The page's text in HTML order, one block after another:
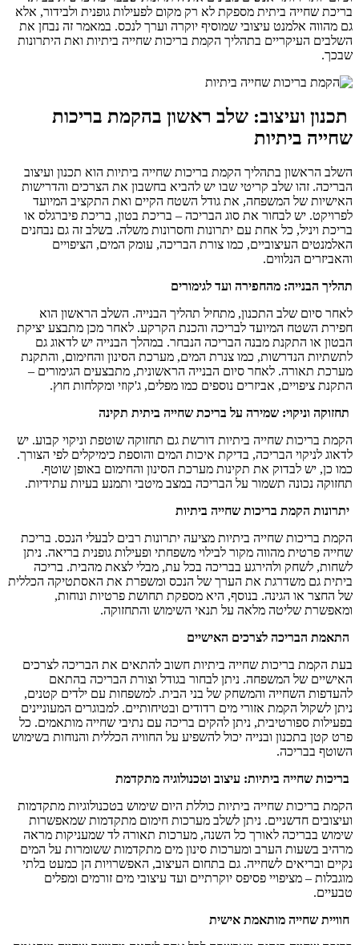
בריכת שחייה ביתית מספקת לא רק מקום לפעילות גופנית ולבידור, אלא
גם מהווה אלמנט עיצובי שמוסיף יוקרה וערך לנכס. במאמר זה נבחן את
השלבים העיקריים בתהליך הקמת בריכות שחייה ביתיות ואת היתרונות
שבכך.
תכנון ועיצוב: שלב ראשון בהקמת בריכות
שחייה ביתיות
השלב הראשון בתהליך הקמת בריכות שחייה ביתיות הוא תכנון ועיצוב
הבריכה. זהו שלב קריטי שבו יש להביא בחשבון את הצרכים והדרישות
האישיות של המשפחה, את גודל השטח הקיים ואת התקציב המיועד
לפרויקט. יש לבחור את סוג הבריכה – בריכת בטון, בריכת פיברגלס או
בריכת ויניל, כל אחת עם יתרונות וחסרונות משלה. בשלב זה גם נבחנים
האלמנטים העיצוביים, כמו צורת הבריכה, עומק המים, הציפויים
והאביזרים הנלווים.
תהליך הבנייה: מהחפירה ועד לגימורים
לאחר סיום שלב התכנון, מתחיל תהליך הבנייה. השלב הראשון הוא
חפירת השטח המיועד לבריכה והכנת הקרקע. לאחר מכן מתבצע יציקת
הבטון או התקנת מבנה הבריכה הנבחר. במהלך הבנייה יש לדאוג גם
לתשתיות הנדרשות, כמו צנרת המים, מערכת הסינון והחימום, והתקנת
מערכת תאורה. לאחר סיום הבנייה הראשונית, מתבצעים הגימורים –
התקנת ציפויים, אביזרים נוספים כמו מפלים, ג'קוזי ומקלחות חוץ.
תחזוקה וניקוי: שמירה על בריכת שחייה ביתית תקינה
הקמת בריכות שחייה ביתיות דורשת גם תחזוקה שוטפת וניקוי קבוע. יש
לדאוג לניקוי הבריכה, בדיקת איכות המים והוספת כימיקלים לפי הצורך.
כמו כן, יש לבדוק את תקינות מערכת הסינון והחימום באופן שוטף.
תחזוקה נכונה תשמור על הבריכה במצב מיטבי ותמנע בעיות עתידיות.
יתרונות הקמת בריכות שחייה ביתיות
הקמת בריכות שחייה ביתיות מציעה יתרונות רבים לבעלי הנכס. בריכת
שחייה פרטית מהווה מקור לבילוי משפחתי ופעילות גופנית בריאה. ניתן
לשחות, לשחק ולהירגע בבריכה בכל עת, מבלי לצאת מהבית. בריכה
ביתית גם משדרגת את הערך של הנכס ומשפרת את האסתטיקה הכללית
של החצר או הגינה. בנוסף, היא מספקת תחושת פרטיות ונוחות,
ומאפשרת שליטה מלאה על תנאי השימוש והתחזוקה.
התאמת הבריכה לצרכים האישיים
בעת הקמת בריכות שחייה ביתיות חשוב להתאים את הבריכה לצרכים
האישיים של המשפחה. ניתן לבחור בגודל וצורת הבריכה בהתאם
להעדפות השחייה והמשחק של בני הבית. למשפחות עם ילדים קטנים,
ניתן לשקול הקמת אזורי מים רדודים ובטיחותיים. למבוגרים המעוניינים
בפעילות ספורטיבית, ניתן להקים בריכה עם נתיבי שחייה מותאמים. כל
פרט קטן בתכנון ובנייה יכול להשפיע על החוויה הכללית והנוחות בשימוש
השוטף בבריכה.
בריכות שחייה ביתיות: עיצוב וטכנולוגיה מתקדמת
הקמת בריכות שחייה ביתיות כוללת היום שימוש בטכנולוגיות מתקדמות
ועיצובים חדשניים. ניתן לשלב מערכות חימום מתקדמות שמאפשרות
שימוש בבריכה לאורך כל השנה, מערכות תאורה לד שמעניקות מראה
מרהיב בשעות הערב ומערכות סינון מים מתקדמות ששומרות על המים
נקיים ובריאים לשחייה. גם בתחום העיצוב, האפשרויות הן כמעט בלתי
מוגבלות – מציפויי פסיפס יוקרתיים ועד עיצובי מים זורמים ומפלים
טבעיים.
חוויית שחייה מותאמת אישית